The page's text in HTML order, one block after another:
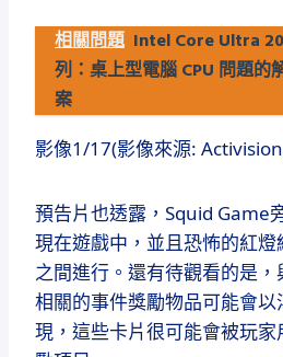
相關問題 Intel Core Ultra
列：桌上型電腦 CPU 問題的
案
影像1/17(影像來源:
預告片也透露，Squid Game
現在遊戲中，並且恐怖的紅
之間進行。還有待觀看的是
相關的事件獎勵物品可能會
現，這些卡片很可能會被玩